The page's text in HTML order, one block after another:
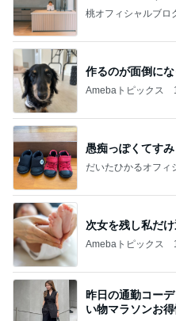
桃オフィシャルブロ
作るのが面倒に
Amebaトピックス
愚痴っぽくてす
だいたひかるオフィ
次女を残し私だ
Amebaトピックス
昨日の通勤コー
い物マラソンお